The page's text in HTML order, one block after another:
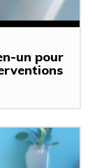
un pour